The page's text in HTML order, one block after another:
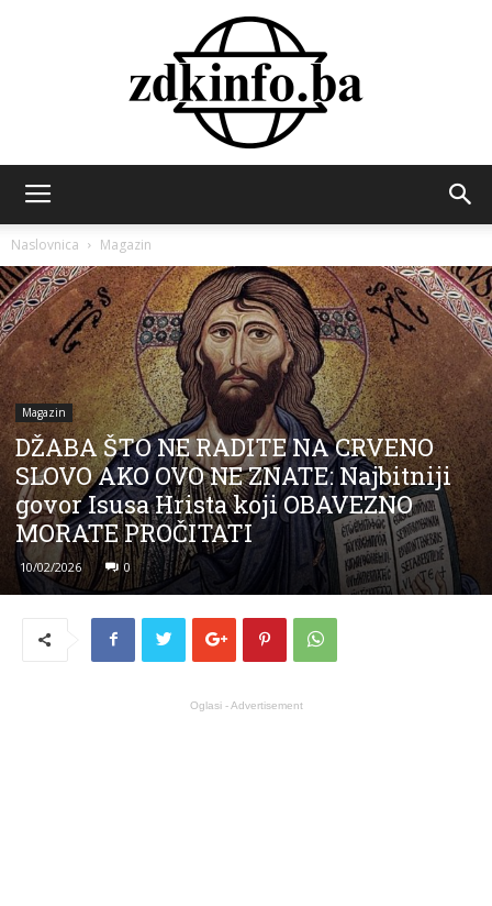
INFO
Naslovnica Magazin
Magazin
DŽABA ŠTO NE RADITE NA CRVENO
SLOVO AKO OVO NE ZNATE: Najbitniji
govor Isusa Hrista koji OBAVEZNO
MORATE PROČITATI
10/02/2026 0
Oglasi - Advertisement